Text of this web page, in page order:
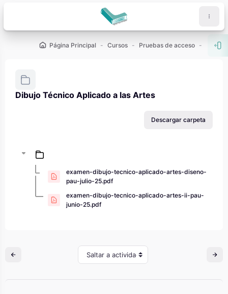
Página Principal Cursos Pruebas de acceso PAU -
Dibujo Técnico Aplicado a las Artes
Descargar carpeta
examen-dibujo-tecnico-aplicado-artes-diseno-
pau-julio-25.pdf
examen-dibujo-tecnico-aplicado-artes-ii-pau-
junio-25.pdf
Saltar a actividad